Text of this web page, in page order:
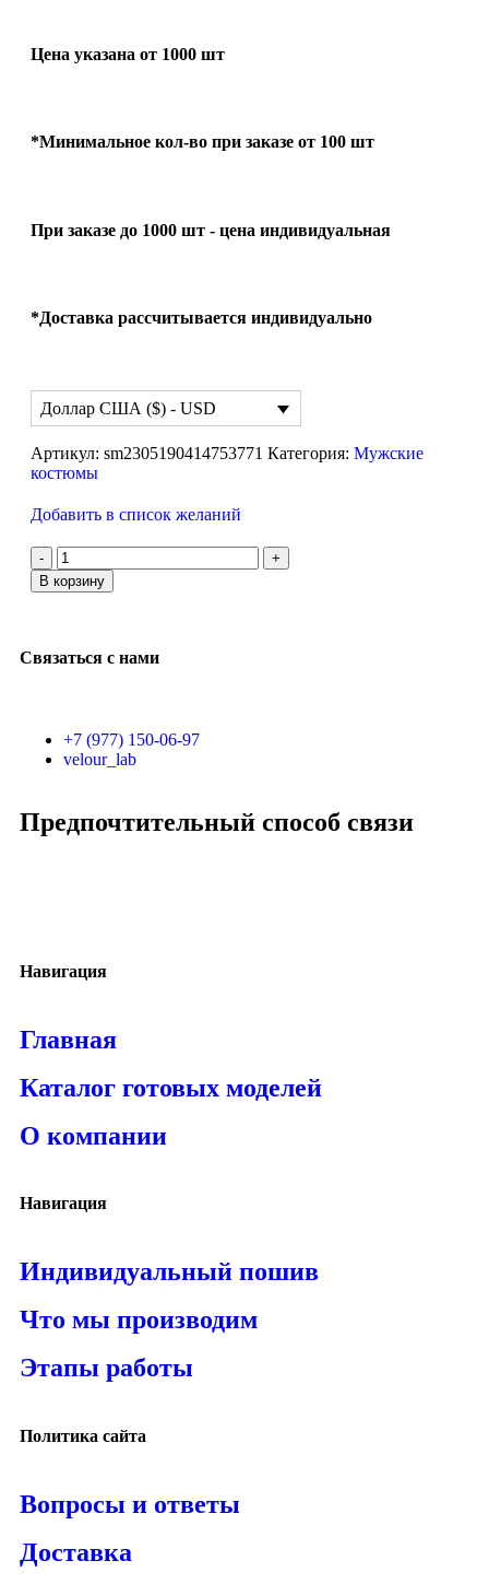
Цена указана от 1000 шт
*Минимальное кол-во при заказе от 100 шт
При заказе до 1000 шт - цена индивидуальная
*Доставка рассчитывается индивидуально
Доллар США ($) - USD
Артикул: sm2305190414753771 Категория: Мужские
костюмы
Добавить в список желаний
В корзину
Связаться с нами
+7 (977) 150-06-97
velour_lab
Предпочтительный способ связи
Навигация
Главная
Каталог готовых моделей
О компании
Навигация
Индивидуальный пошив
Что мы производим
Этапы работы
Политика сайта
Вопросы и ответы
Доставка